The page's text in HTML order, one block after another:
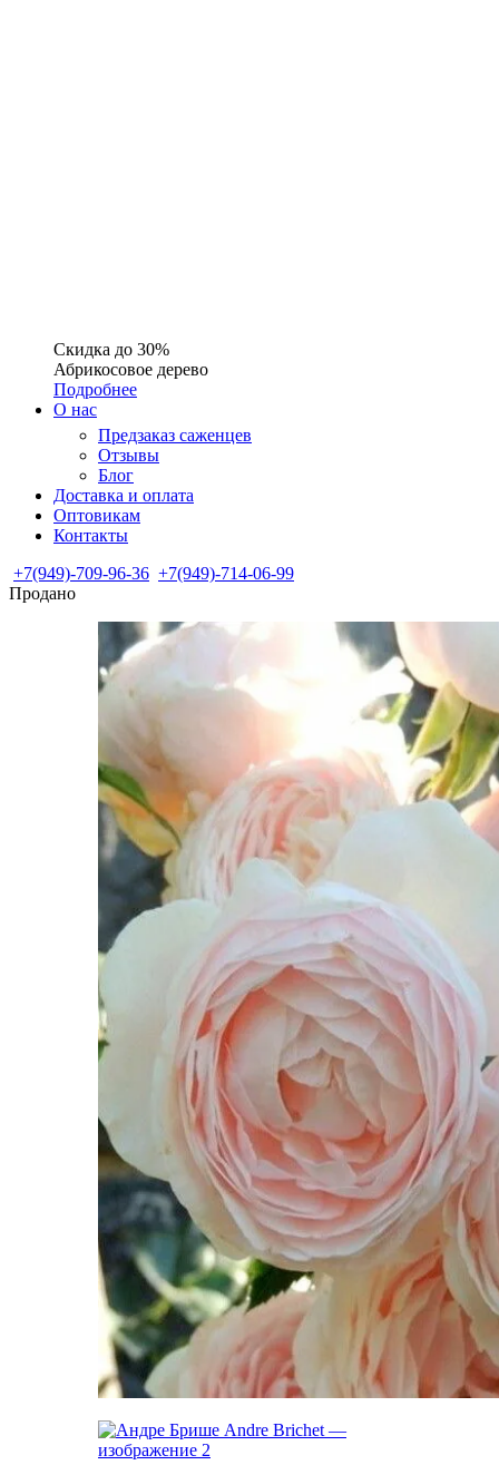
Скидка до 30%
Абрикосовое дерево
Подробнее
О нас
Предзаказ саженцев
Отзывы
Блог
Доставка и оплата
Оптовикам
Контакты
+7(949)-709-96-36 +7(949)-714-06-99
Продано